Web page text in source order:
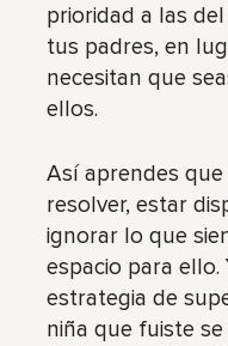
prioridad a las
tus padres, en
necesitan que
ellos.
Así aprendes
resolver, estar
ignorar lo que
espacio para
estrategia de
niña que fuiste